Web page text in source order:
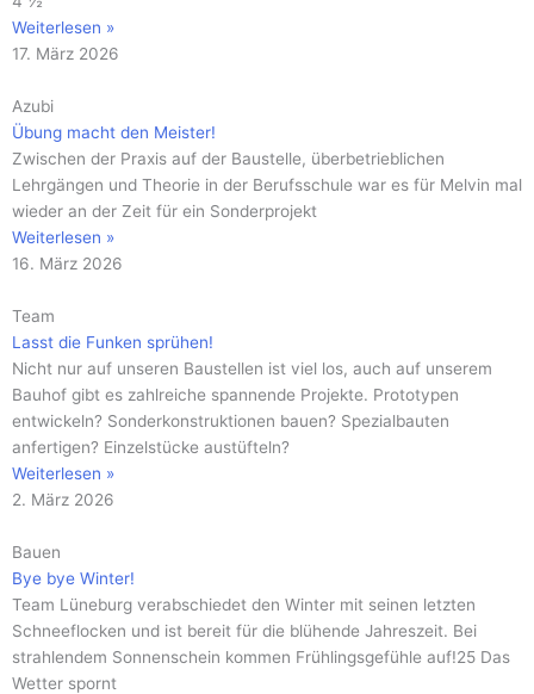
Weiterlesen »
17. März 2026
Azubi
Übung macht den Meister!
Zwischen der Praxis auf der Baustelle, überbetrieblichen
Lehrgängen und Theorie in der Berufsschule war es für Melvin mal
wieder an der Zeit für ein Sonderprojekt
Weiterlesen »
16. März 2026
Team
Lasst die Funken sprühen!
Nicht nur auf unseren Baustellen ist viel los, auch auf unserem
Bauhof gibt es zahlreiche spannende Projekte. Prototypen
entwickeln? Sonderkonstruktionen bauen? Spezialbauten
anfertigen? Einzelstücke austüfteln?
Weiterlesen »
2. März 2026
Bauen
Bye bye Winter!
Team Lüneburg verabschiedet den Winter mit seinen letzten
Schneeflocken und ist bereit für die blühende Jahreszeit. Bei
strahlendem Sonnenschein kommen Frühlingsgefühle auf!25 Das
Wetter spornt